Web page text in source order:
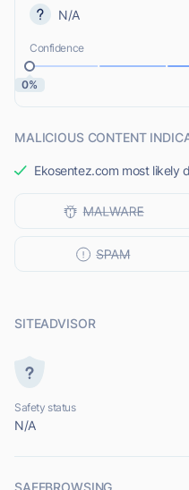
N/A
Confidence
0%
MALICIOUS CONTENT
Ekosentez.com most likely
SITEADVISOR
Safety status
N/A